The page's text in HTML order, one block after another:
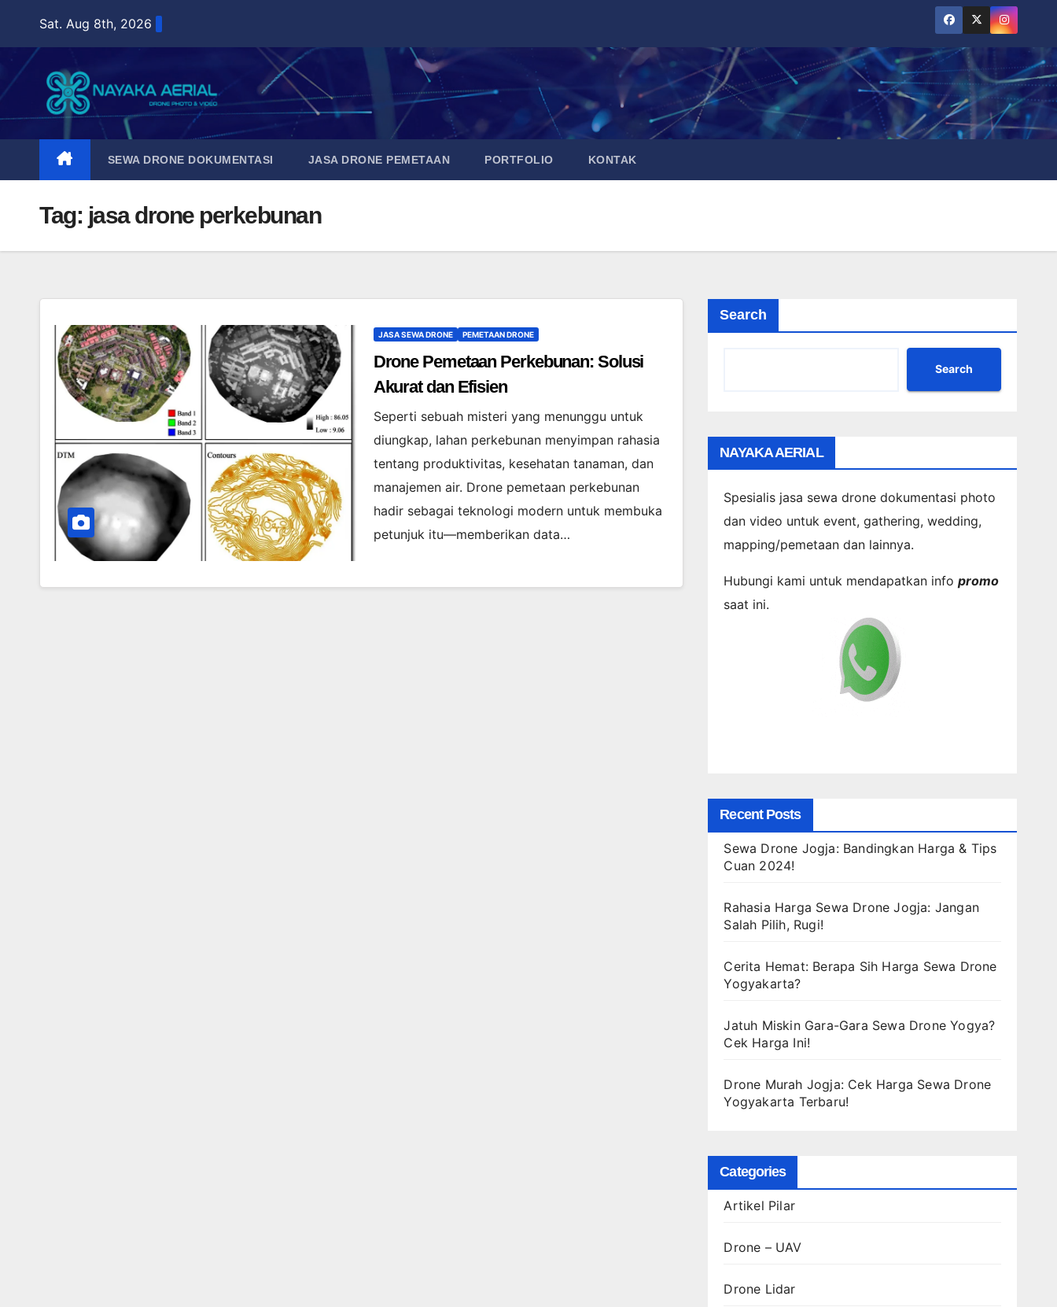
content
Sat. Aug 8th, 2026
SEWA DRONE DOKUMENTASI JASA DRONE PEMETAAN PORTFOLIO KONTAK
Tag: jasa drone perkebunan
JASA SEWA DRONE PEMETAAN DRONE
Drone Pemetaan Perkebunan: Solusi
Akurat dan Efisien
Seperti sebuah misteri yang menunggu untuk
diungkap, lahan perkebunan menyimpan rahasia
tentang produktivitas, kesehatan tanaman, dan
manajemen air. Drone pemetaan perkebunan
hadir sebagai teknologi modern untuk membuka
petunjuk itu—memberikan data…
Search
Search
NAYAKA AERIAL
Spesialis jasa sewa drone dokumentasi photo
dan video untuk event, gathering, wedding,
mapping/pemetaan dan lainnya.
Hubungi kami untuk mendapatkan infopromo
saat ini.
Recent Posts
Sewa Drone Jogja: Bandingkan Harga & Tips
Cuan 2024!
Rahasia Harga Sewa Drone Jogja: Jangan
Salah Pilih, Rugi!
Cerita Hemat: Berapa Sih Harga Sewa Drone
Yogyakarta?
Jatuh Miskin Gara-Gara Sewa Drone Yogya?
Cek Harga Ini!
Drone Murah Jogja: Cek Harga Sewa Drone
Yogyakarta Terbaru!
Categories
Artikel Pilar
Drone – UAV
Drone Lidar